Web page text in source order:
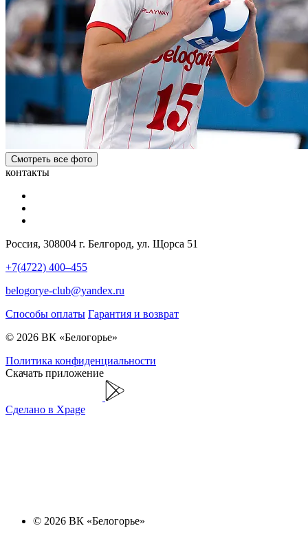
Смотреть все фото
контакты
Россия, 308004 г. Белгород, ул. Щорса 51
+7(4722) 400–455
belogorye-club@yandex.ru
Способы оплаты Гарантия и возврат
© 2026 ВК «Белогорье»
Политика конфиденциальности
Скачать приложение
Сделано в Xpage
© 2026 ВК «Белогорье»